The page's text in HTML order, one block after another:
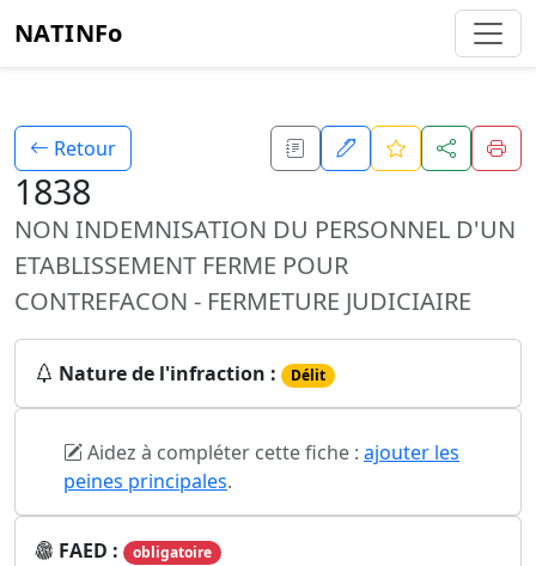
NATINFo
Retour
1838
NON INDEMNISATION DU PERSONNEL D'UN
ETABLISSEMENT FERME POUR
CONTREFACON - FERMETURE JUDICIAIRE
Nature de l'infraction : Délit
Aidez à compléter cette fiche : ajouter les
peines principales.
FAED : obligatoire